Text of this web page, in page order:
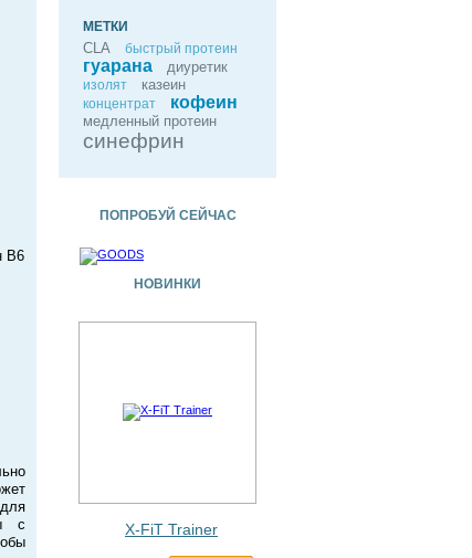
В6
с
МЕТКИ
CLA быстрый протеин
гуарана диуретик
изолят казеин
концентрат кофеин
медленный протеин
синефрин
ПОПРОБУЙ СЕЙЧАС
НОВИНКИ
X-FiT Trainer